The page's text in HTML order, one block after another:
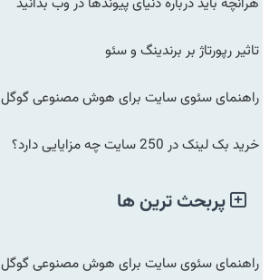
تاثیر رپورتاژ بر برندینگ و سئو
راهنمای سئوی سایت برای هوش مصنوعی گوگل
خرید بک لینک در 250 سایت چه مزایایی دارد؟
پربحث ترین ها
راهنمای سئوی سایت برای هوش مصنوعی گوگل